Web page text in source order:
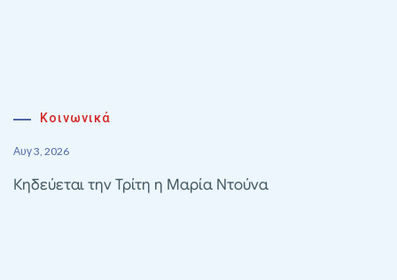
Κοινωνικά
Αυγ 3, 2026
Κηδεύεται την Τρίτη η Μαρία Ντούνα